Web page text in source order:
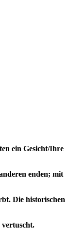
ein Gesicht/Ihre
enden; mit
Die historischen
vertuscht.